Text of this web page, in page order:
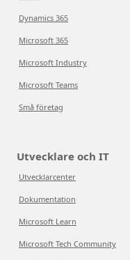
Dynamics 365
Microsoft 365
Microsoft Industry
Microsoft Teams
Små företag
Utvecklare och IT
Utvecklarcenter
Dokumentation
Microsoft Learn
Microsoft Tech Community